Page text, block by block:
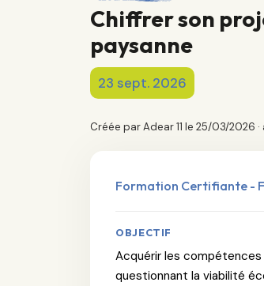
Chiffrer son
paysanne
23 sept. 2026
Créée par Adear 11 le 25/03/2026
Formation Certifiante -
OBJECTIF
Acquérir les compétences
questionnant la viabilité